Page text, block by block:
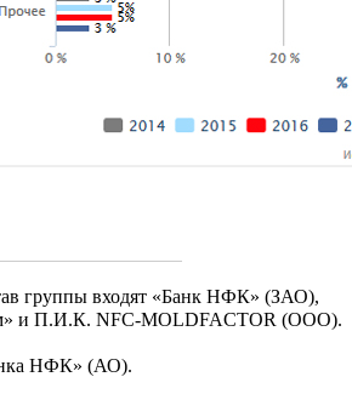
группы входят «Банк НФК» (ЗАО),
П.И.К. NFC-MOLDFACTOR (OOO).
НФК» (АО).